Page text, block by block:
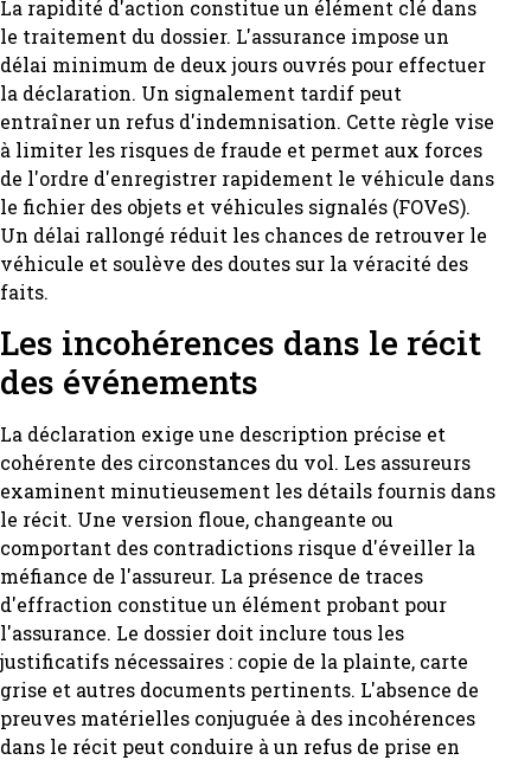
La rapidité d'action constitue un élément clé dans
le traitement du dossier. L'assurance impose un
délai minimum de deux jours ouvrés pour effectuer
la déclaration. Un signalement tardif peut
entraîner un refus d'indemnisation. Cette règle vise
à limiter les risques de fraude et permet aux forces
de l'ordre d'enregistrer rapidement le véhicule dans
le fichier des objets et véhicules signalés (FOVeS).
Un délai rallongé réduit les chances de retrouver le
véhicule et soulève des doutes sur la véracité des
faits.
Les incohérences dans le récit
des événements
La déclaration exige une description précise et
cohérente des circonstances du vol. Les assureurs
examinent minutieusement les détails fournis dans
le récit. Une version floue, changeante ou
comportant des contradictions risque d'éveiller la
méfiance de l'assureur. La présence de traces
d'effraction constitue un élément probant pour
l'assurance. Le dossier doit inclure tous les
justificatifs nécessaires : copie de la plainte, carte
grise et autres documents pertinents. L'absence de
preuves matérielles conjuguée à des incohérences
dans le récit peut conduire à un refus de prise en